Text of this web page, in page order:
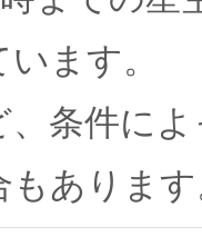
ます。
条件に
もありま